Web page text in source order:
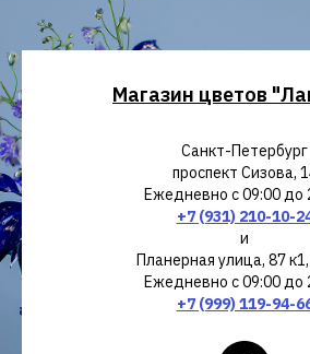
Магазин цветов
Санкт-Петербург
проспект Сизова,
Ежедневно с 09:00 до
+7 (931) 210-10-
и
Планерная улица, 87 к1,
Ежедневно с 09:00 до
+7 (999) 119-94-